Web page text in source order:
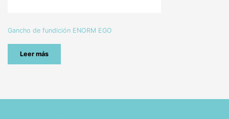
Gancho de fundición ENORM EGO
Leer más